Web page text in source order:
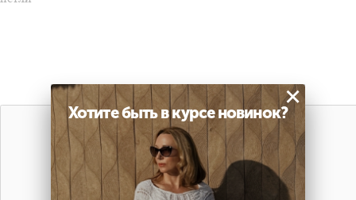
Хотите быть в курсе новинок?
×